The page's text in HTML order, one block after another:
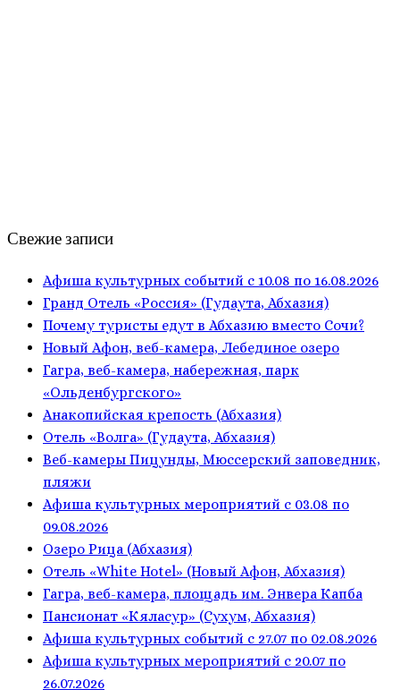
Свежие записи
Афиша культурных событий с 10.08 по 16.08.2026
Гранд Отель «Россия» (Гудаута, Абхазия)
Почему туристы едут в Абхазию вместо Сочи?
Новый Афон, веб-камера, Лебединое озеро
Гагра, веб-камера, набережная, парк
«Ольденбургского»
Анакопийская крепость (Абхазия)
Отель «Волга» (Гудаута, Абхазия)
Веб-камеры Пицунды, Мюссерский заповедник,
пляжи
Афиша культурных мероприятий с 03.08 по
09.08.2026
Озеро Рица (Абхазия)
Отель «White Hotel» (Новый Афон, Абхазия)
Гагра, веб-камера, площадь им. Энвера Капба
Пансионат «Кяласур» (Сухум, Абхазия)
Афиша культурных событий с 27.07 по 02.08.2026
Афиша культурных мероприятий с 20.07 по
26.07.2026